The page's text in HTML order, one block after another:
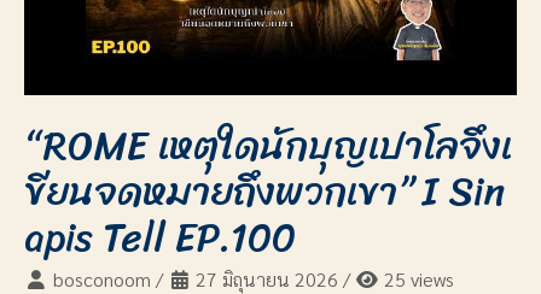
“ROME เหตุใดนักบุญเปาโลจึงเ
ขียนจดหมายถึงพวกเขา” I Sin
apis Tell EP.100
bosconoom / 27 มิถุนายน 2026 /
25 views